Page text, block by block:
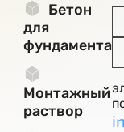
Бетон
для
фундамента
Монтажный
раствор